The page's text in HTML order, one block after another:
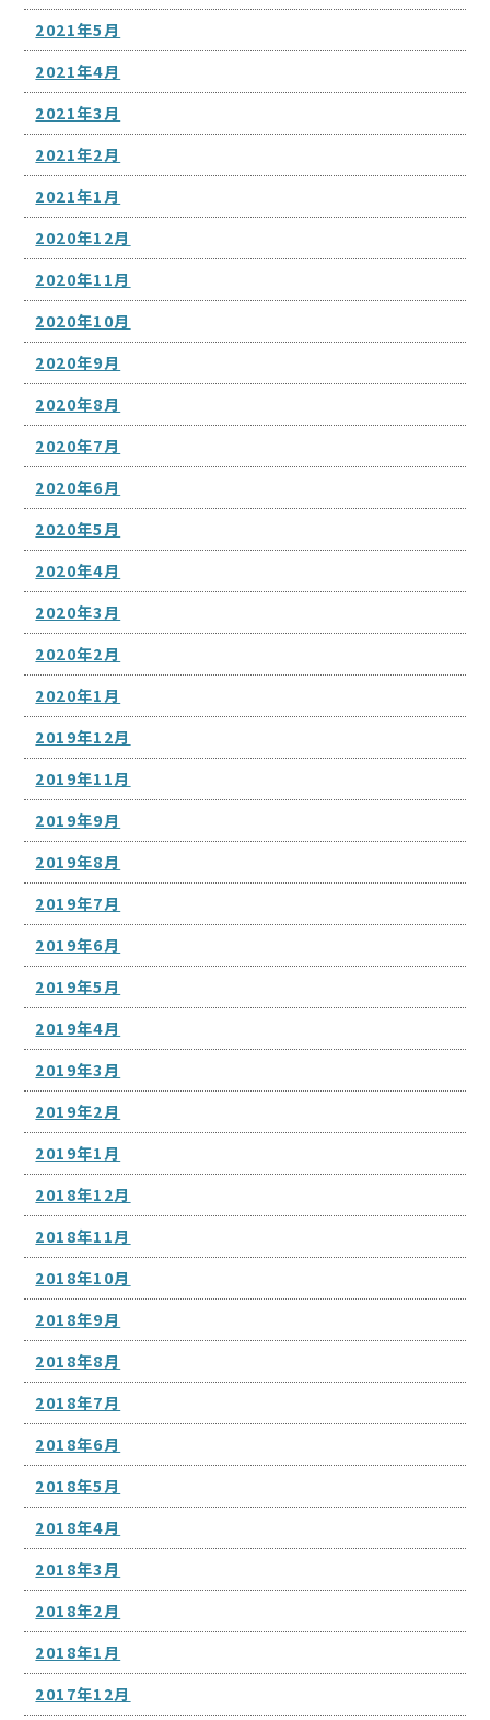
2021年5月
2021年4月
2021年3月
2021年2月
2021年1月
2020年12月
2020年11月
2020年10月
2020年9月
2020年8月
2020年7月
2020年6月
2020年5月
2020年4月
2020年3月
2020年2月
2020年1月
2019年12月
2019年11月
2019年9月
2019年8月
2019年7月
2019年6月
2019年5月
2019年4月
2019年3月
2019年2月
2019年1月
2018年12月
2018年11月
2018年10月
2018年9月
2018年8月
2018年7月
2018年6月
2018年5月
2018年4月
2018年3月
2018年2月
2018年1月
2017年12月